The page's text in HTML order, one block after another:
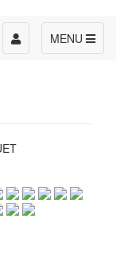
MENU
Toggle
navigation